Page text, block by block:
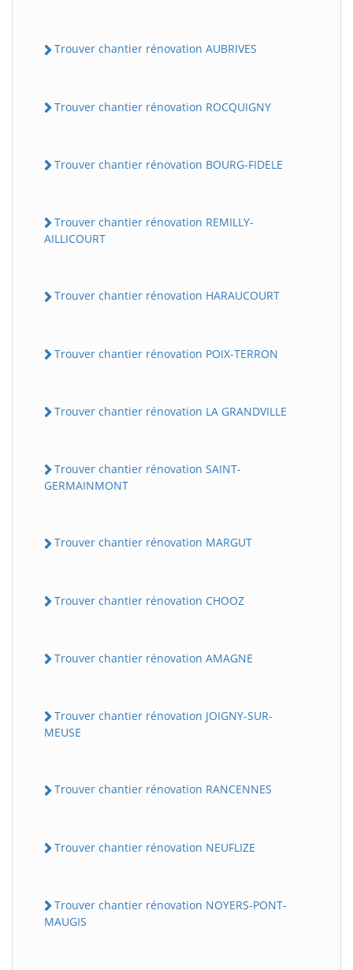
Trouver chantier rénovation AUBRIVES
Trouver chantier rénovation ROCQUIGNY
Trouver chantier rénovation BOURG-FIDELE
Trouver chantier rénovation REMILLY-
AILLICOURT
Trouver chantier rénovation HARAUCOURT
Trouver chantier rénovation POIX-TERRON
Trouver chantier rénovation LA GRANDVILLE
Trouver chantier rénovation SAINT-
GERMAINMONT
Trouver chantier rénovation MARGUT
Trouver chantier rénovation CHOOZ
Trouver chantier rénovation AMAGNE
Trouver chantier rénovation JOIGNY-SUR-
MEUSE
Trouver chantier rénovation RANCENNES
Trouver chantier rénovation NEUFLIZE
Trouver chantier rénovation NOYERS-PONT-
MAUGIS